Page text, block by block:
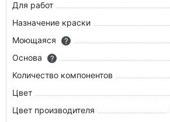
Для работ
Назначение краски
Моющаяся
?
Основа
?
Количество компонентов
Цвет
Цвет производителя